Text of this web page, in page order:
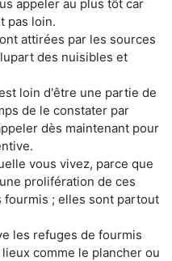
appeler au plus tôt car
pas loin.
attirées par les sources
des nuisibles et
loin d'être une partie de
de le constater par
dès maintenant pour
vous vivez, parce que
prolifération de ces
; elles sont partout
les refuges de fourmis
comme le plancher ou